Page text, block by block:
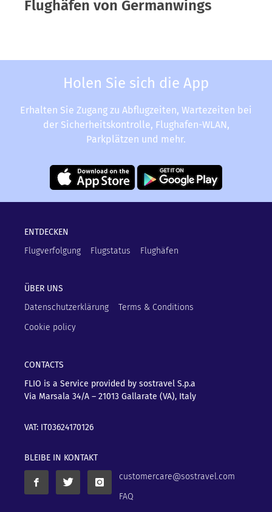
Flughäfen von Germanwings
Holen Sie sich die App
Erhalten Sie Zugang zu Abflugzeiten, Wartezeiten bei
der Sicherheitskontrolle, Flughafen-WLAN,
Parkplätzen und mehr.
ENTDECKEN
Flugverfolgung
Flugstatus Flughäfen
ÜBER UNS
Datenschutzerklärung
Terms & Conditions
Cookie policy
CONTACTS
FLIO is a Service provided by sostravel S.p.a
Via Marsala 34/A – 21013 Gallarate (VA), Italy
VAT: IT03624170126
BLEIBE IN KONTAKT
customercare@sostravel.com
FAQ